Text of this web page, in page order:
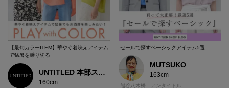
【最旬カラーITEM】華やぐ着映えアイテム
で猛暑を乗り切る
UNTITLED 本部スタッフ
160cm
セールで探すベーシックアイテム5選
MUTSUKO
163cm
熊谷八木橋 アンタイトル